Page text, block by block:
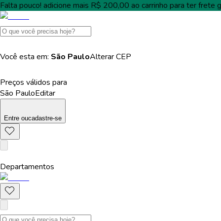
Falta pouco! adicione mais R$ 200,00 ao carrinho para terfrete
Você esta em: São PauloAlterarCEP
Preços válidos para
São PauloEditar
Entre oucadastre-se
Departamentos